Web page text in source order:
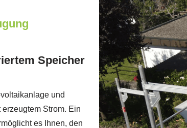
Speicher
und
Strom. Ein
es Ihnen, den